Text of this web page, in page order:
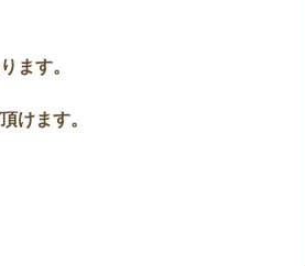
ます。
けます。